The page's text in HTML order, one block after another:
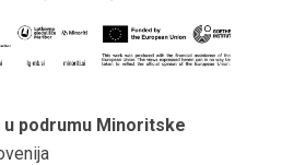
podrumu Minoritske